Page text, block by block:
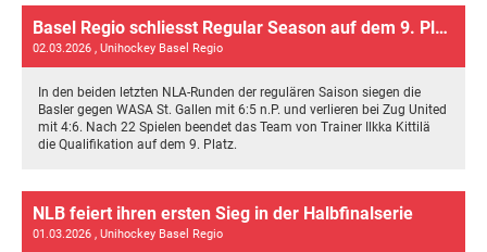
Basel Regio schliesst Regular Season auf dem 9. Platz ab
02.03.2026 , Unihockey Basel Regio
In den beiden letzten NLA-Runden der regulären Saison siegen die
Basler gegen WASA St. Gallen mit 6:5 n.P. und verlieren bei Zug United
mit 4:6. Nach 22 Spielen beendet das Team von Trainer Ilkka Kittilä
die Qualifikation auf dem 9. Platz.
NLB feiert ihren ersten Sieg in der Halbfinalserie
01.03.2026 , Unihockey Basel Regio